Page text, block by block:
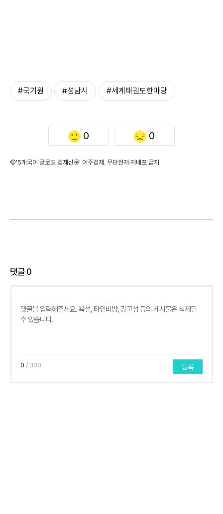
#국기원 #성남시 #세계태권도한마당
0 0
©'5개국어 글로벌 경제신문' 아주경제. 무단전재·재배포 금지
댓글0
0 / 300 등록